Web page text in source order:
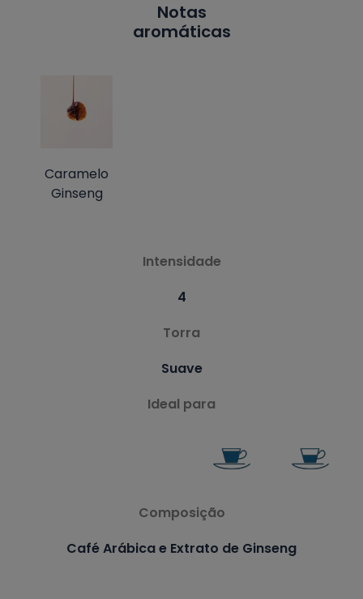
Notas
aromáticas
Caramelo
Ginseng
Intensidade
4
Torra
Suave
Ideal para
Composição
Café Arábica e Extrato de Ginseng